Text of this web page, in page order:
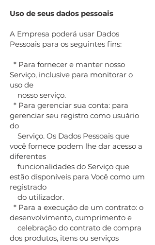
Uso de seus dados pessoais
A Empresa poderá usar Dados
Pessoais para os seguintes fins:
* Para fornecer e manter nosso
Serviço, inclusive para monitorar o
uso de
nosso serviço.
* Para gerenciar sua conta: para
gerenciar seu registro como usuário
do
Serviço. Os Dados Pessoais que
você fornece podem lhe dar acesso a
diferentes
funcionalidades do Serviço que
estão disponíveis para Você como um
registrado
do utilizador.
* Para a execução de um contrato: o
desenvolvimento, cumprimento e
celebração do contrato de compra
dos produtos, itens ou serviços